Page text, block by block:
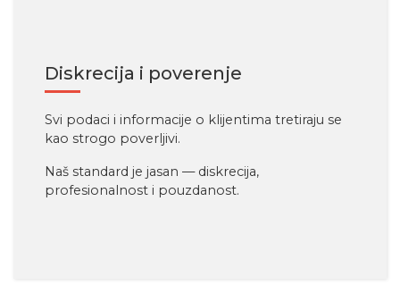
Diskrecija i poverenje
Svi podaci i informacije o klijentima tretiraju se
kao strogo poverljivi.
Naš standard je jasan — diskrecija,
profesionalnost i pouzdanost.